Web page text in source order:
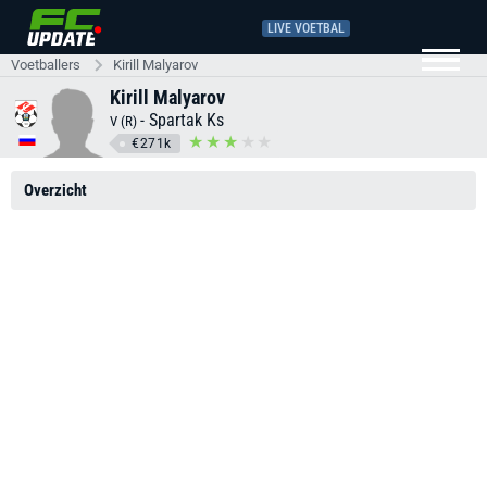
LIVE VOETBAL
Voetballers Kirill Malyarov
Kirill Malyarov
V (R) - Spartak Ks
€271k
Overzicht